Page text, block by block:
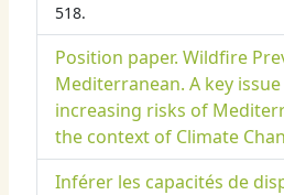
518.
Position paper. Wildfire
Mediterranean. A key
increasing risks of
the context of Climate
Inférer les capacités de